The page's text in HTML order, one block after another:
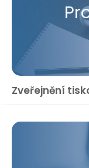
Zveřejnění